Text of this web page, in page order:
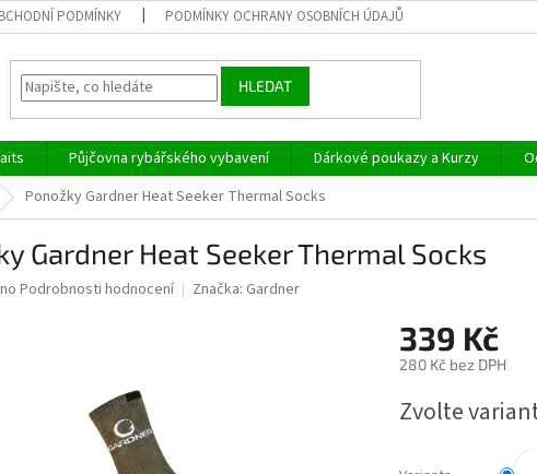
PODMÍNKY PODMÍNKY OCHRANY OSOBNÍCH ÚDAJŮ
HLEDAT
Půjčovna rybářského vybavení Dárkové poukazy a Kurzy
Ponožky Gardner Heat Seeker Thermal Socks
Gardner Heat Seeker Thermal Socks
Podrobnosti hodnocení Značka: Gardner
339 Kč
280 Kč bez DPH
cena:
Zvolte